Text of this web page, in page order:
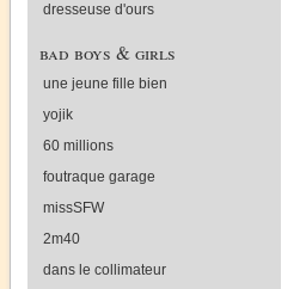
dresseuse d'ours
bad boys & girls
une jeune fille bien
yojik
60 millions
foutraque garage
missSFW
2m40
dans le collimateur